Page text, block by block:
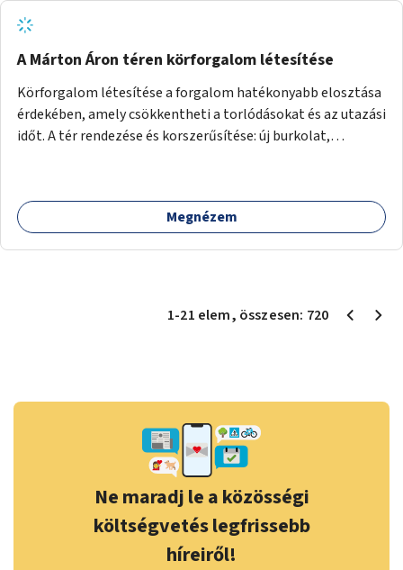
A Márton Áron téren körforgalom létesítése
Körforgalom létesítése a forgalom hatékonyabb elosztása
érdekében, amely csökkentheti a torlódásokat és az utazási
időt. A tér rendezése és korszerűsítése: új burkolat,
időznek.
Megnézem
1-21 elem, összesen: 720
Ne maradj le a közösségi
költségvetés legfrissebb
híreiről!